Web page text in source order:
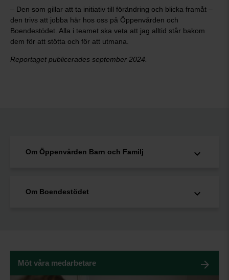
– Den som gillar att ta initiativ till förändring och blicka framåt –
den trivs att jobba här hos oss på Öppenvården och
Boendestödet. Alla i teamet ska veta att jag alltid står bakom
dem för att stötta och för att utmana.
Reportaget publicerades september 2024.
Om Öppenvården Barn och Familj
Om Boendestödet
Möt våra medarbetare